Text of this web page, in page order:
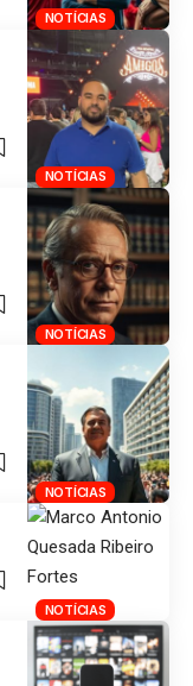
NOTÍCIAS
NOTÍCIAS
NOTÍCIAS
NOTÍCIAS
NOTÍCIAS